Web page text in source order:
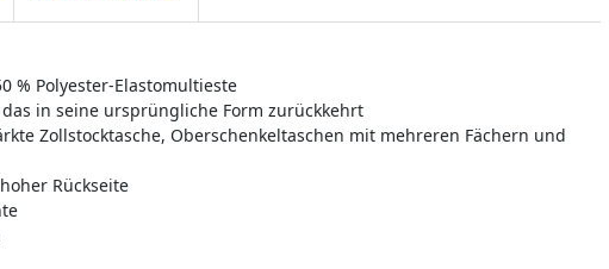
% Polyester-Elastomultieste
in seine ursprüngliche Form zurückkehrt
Zollstocktasche, Oberschenkeltaschen mit mehreren Fächern und
Rückseite